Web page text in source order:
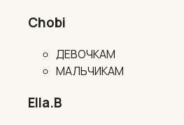
Chobi
ДЕВОЧКАМ
МАЛЬЧИКАМ
Ella.B